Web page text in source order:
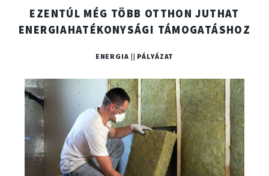
EZENTÚL MÉG TÖBB OTTHON JUTHAT
ENERGIAHATÉKONYSÁGI TÁMOGATÁSHOZ
ENERGIA || PÁLYÁZAT